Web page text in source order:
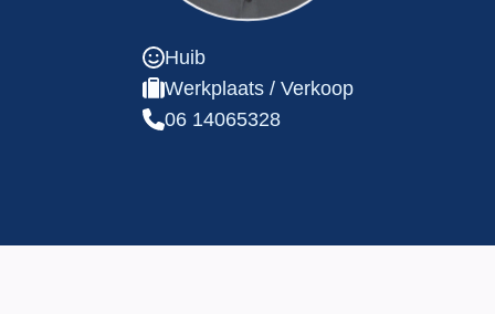
Huib
Werkplaats / Verkoop
06 14065328